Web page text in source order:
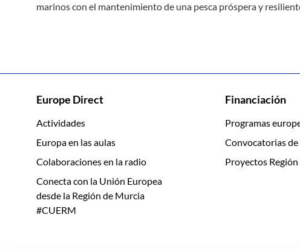
marinos con el mantenimiento de una pesca próspera y
Europe Direct
Actividades
Europa en las aulas
Colaboraciones en la radio
Conecta con la Unión Europea
desde la Región de Murcia
#CUERM
Financiación
Programas
Convocatorias
Proyectos